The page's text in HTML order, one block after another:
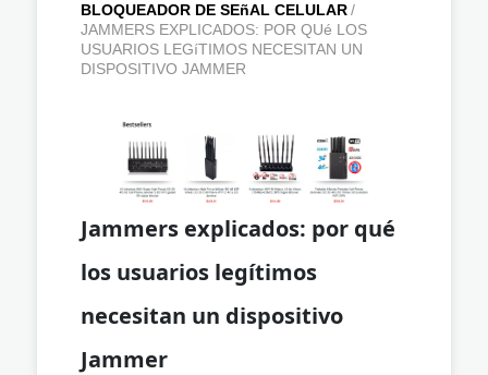
BLOQUEADOR DE SEñAL CELULAR/
JAMMERS EXPLICADOS: POR QUé LOS
USUARIOS LEGíTIMOS NECESITAN UN
DISPOSITIVO JAMMER
Jammers explicados: por qué
los usuarios legítimos
necesitan un dispositivo
Jammer